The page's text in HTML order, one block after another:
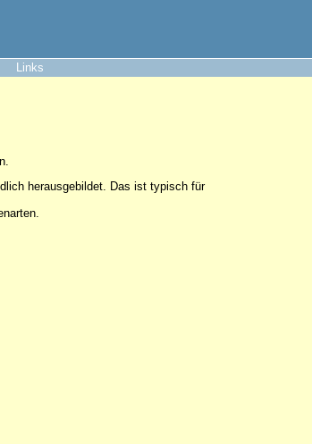
Links
herausgebildet. Das ist typisch für